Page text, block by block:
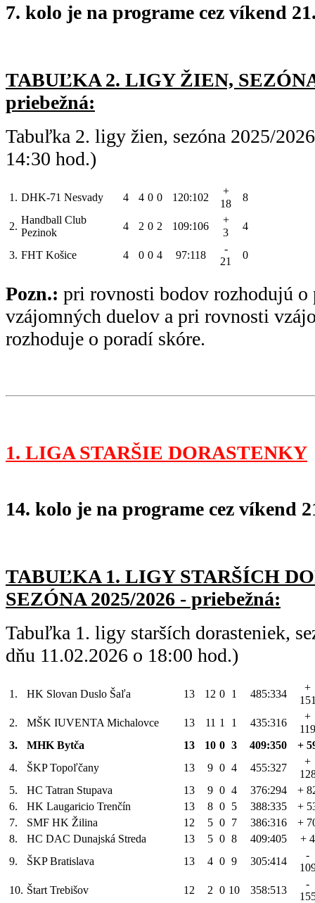
7. kolo je na programe cez víkend
TABUĽKA 2. LIGY ŽIEN,
priebežná:
Tabuľka 2. ligy žien, sezóna 2025/
14:30 hod.)
1. DHK-71 Nesvady 4 4 0 0 120:102
+
18
8
2.
Handball Club
Pezinok
4 2 0 2 109:106
+
3
4
3. FHT Košice 4 0 0 4 97:118
-
21
0
Pozn.: pri rovnosti bodov rozhodujú o
vzájomných duelov a pri rovnosti
rozhoduje o poradí skóre.
1. LIGA STARŠIE DORASTENKY
14. kolo je na programe cez víkend
TABUĽKA 1. LIGY STARŠÍCH
SEZÓNA 2025/2026 - priebežná:
Tabuľka 1. ligy starších dorasteniek,
dňu 11.02.2026 o 18:00 hod.)
1. HK Slovan Duslo Šaľa 13 12 0 1 485:334
+
2.
MŠK IUVENTA Michalovce 13 11 1 1 435:316
+
119
3.
MHK Bytča 13 10 0 3 409:350
+
4.
ŠKP Topoľčany 13 9 0 4 455:327
+
5.
HC Tatran Stupava 13 9 0 4 376:294
+
6.
HK Laugaricio Trenčín 13 8 0 5 388:335
+
7.
SMF HK Žilina 12 5 0 7 386:316
+
8.
HC DAC Dunajská Streda 13 5 0 8 409:405
+ 4
9.
ŠKP Bratislava 13 4 0 9 305:414
-
10. Štart Trebišov 12 2 0 10 358:513
-